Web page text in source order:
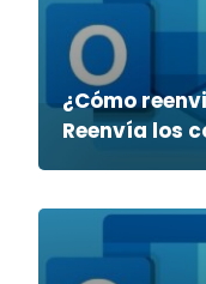
¿Cómo
Reenvía los